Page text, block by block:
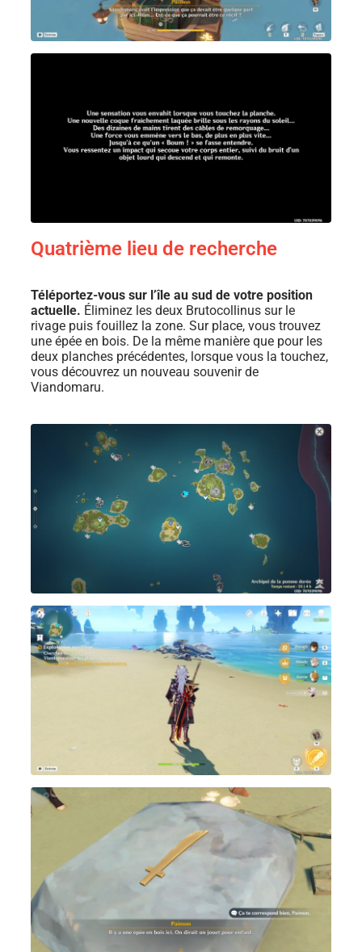
Quatrième lieu de recherche
Téléportez-vous sur l’île au sud de votre position
actuelle. Éliminez les deux Brutocollinus sur le
rivage puis fouillez la zone. Sur place, vous trouvez
une épée en bois. De la même manière que pour les
deux planches précédentes, lorsque vous la touchez,
vous découvrez un nouveau souvenir de
Viandomaru.